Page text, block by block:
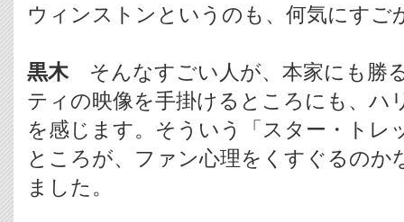
ウィンストンというのも、何気にすご
黒木そんなすごい人が、本家にも勝
ティの映像を手掛けるところにも、ハ
を感じます。そういう「スター・トレ
ところが、ファン心理をくすぐるのか
ました。